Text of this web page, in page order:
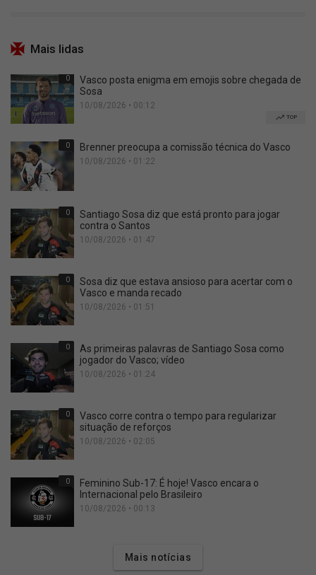
Mais lidas
0
Vasco posta enigma em emojis sobre chegada de
Sosa
10/08/2026 • 00:12
TOP
0 Brenner preocupa a comissão técnica do Vasco
10/08/2026 • 01:22
0
Santiago Sosa diz que está pronto para jogar
contra o Santos
10/08/2026 • 01:47
0
Sosa diz que estava ansioso para acertar com o
Vasco e manda recado
10/08/2026 • 01:51
0
As primeiras palavras de Santiago Sosa como
jogador do Vasco; vídeo
10/08/2026 • 01:24
0
Vasco corre contra o tempo para regularizar
situação de reforços
10/08/2026 • 02:05
0
Feminino Sub-17: É hoje! Vasco encara o
Internacional pelo Brasileiro
10/08/2026 • 00:13
Mais notícias